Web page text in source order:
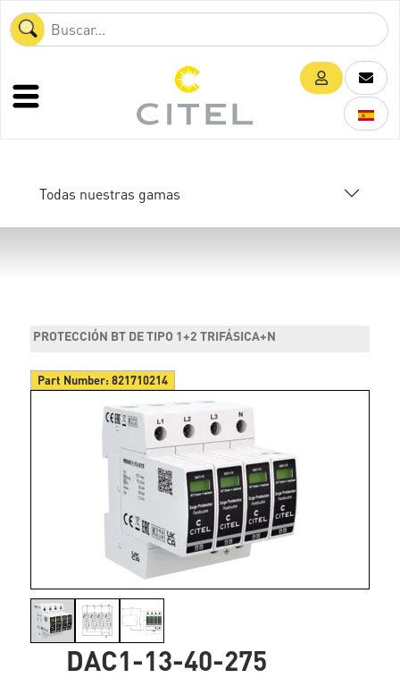
Todas nuestras gamas
PROTECCIÓN BT DE TIPO 1+2 TRIFÁSICA+N
Part Number:821710214
DAC1-13-40-275